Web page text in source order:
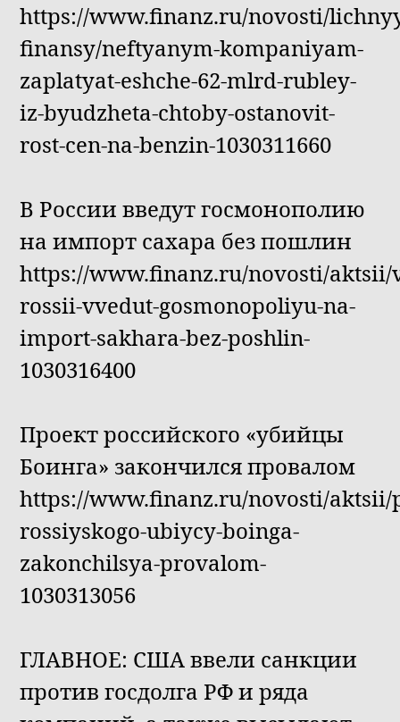
https://www.finanz.ru/novosti/
finansy/neftyanym-kompaniyam-
zaplatyat-eshche-62-mlrd-rubley-
iz-byudzheta-chtoby-ostanovit-
rost-cen-na-benzin-1030311660
В России введут госмонополию
на импорт сахара без пошлин
https://www.finanz.ru/novosti/aktsii/
rossii-vvedut-gosmonopoliyu-na-
import-sakhara-bez-poshlin-
1030316400
Проект российского «убийцы
Боинга» закончился провалом
https://www.finanz.ru/novosti/aktsii/
rossiyskogo-ubiycy-boinga-
zakonchilsya-provalom-
1030313056
ГЛАВНОЕ: США ввели санкции
против госдолга РФ и ряда